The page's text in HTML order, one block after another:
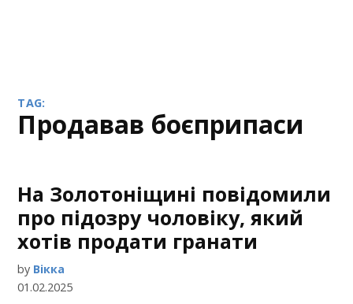
TAG:
продавав боєприпаси
На Золотоніщині повідомили
про підозру чоловіку, який
хотів продати гранати
by Вікка
01.02.2025